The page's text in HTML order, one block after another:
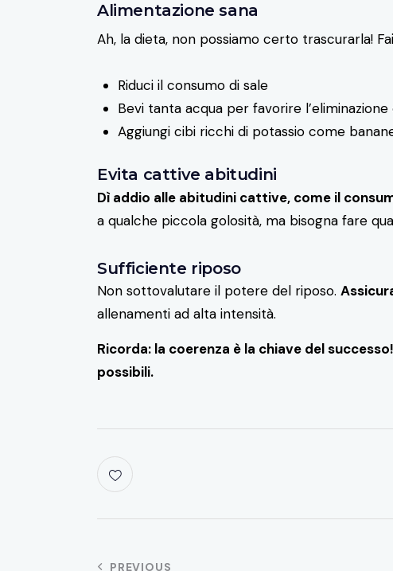
Alimentazione sana
Ah, la dieta, non possiamo certo trascurarla!
Riduci il consumo di sale
Bevi tanta acqua per favorire
Aggiungi cibi ricchi di potassio come
Evita cattive abitudini
Dì addio alle abitudini cattive, come il
a qualche piccola golosità, ma bisogna fare
Sufficiente riposo
Non sottovalutare il potere del riposo.
allenamenti ad alta intensità.
Ricorda: la coerenza è la chiave del
possibili.
PREVIOUS